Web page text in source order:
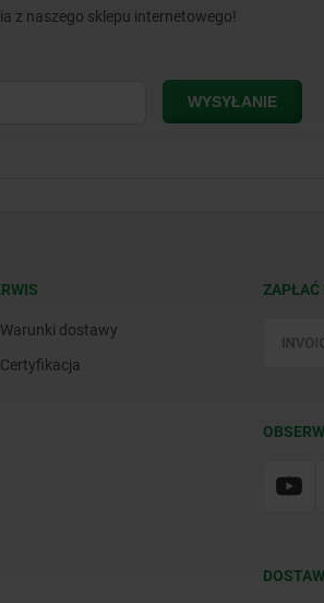
z naszego sklepu internetowego!
Warunki dostawy
Certyfikacja
ZAPŁAĆ